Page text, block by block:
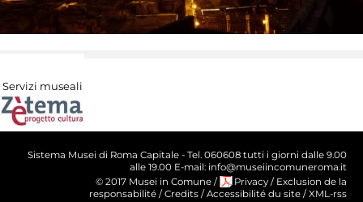
Servizi museali
Sistema Musei di Roma Capitale - Tel. 060608 tutti i giorni dalle 9.00
alle 19.00 E-mail: info@museiincomuneroma.it
© 2017 Musei in Comune / Privacy / Exclusion de la
responsabilité / Credits / Accessibilité du site / XML-rss